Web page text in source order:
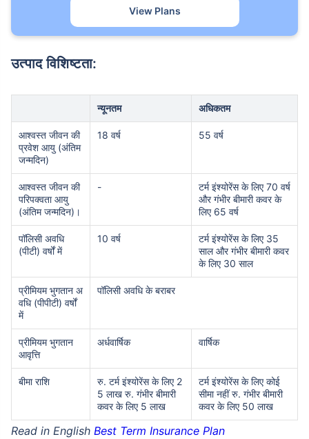
View Plans
उत्पाद विशिष्टता:
न्यूनतम अधिकतम
आश्वस्त जीवन की
प्रवेश आयु (अंतिम
जन्मदिन)
18 वर्ष 55 वर्ष
आश्वस्त जीवन की
परिपक्वता आयु
(अंतिम जन्मदिन)।
-
टर्म इंश्योरेंस के लिए 70 वर्ष
और गंभीर बीमारी कवर के
लिए 65 वर्ष
पॉलिसी अवधि
(पीटी) वर्षों में
10 वर्ष
टर्म इंश्योरेंस के लिए 35
साल और गंभीर बीमारी कवर
के लिए 30 साल
प्रीमियम भुगतान अ
वधि (पीपीटी) वर्षों
में
पॉलिसी अवधि के बराबर
प्रीमियम भुगतान
आवृत्ति
अर्धवार्षिक वार्षिक
बीमा राशि
रु. टर्म इंश्योरेंस के लिए 2
5 लाख रु. गंभीर बीमारी
कवर के लिए 5 लाख
टर्म इंश्योरेंस के लिए कोई
सीमा नहीं रु. गंभीर बीमारी
कवर के लिए 50 लाख
Read in English Best Term Insurance Plan